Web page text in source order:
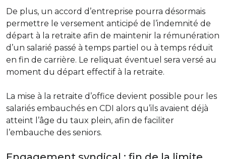
De plus, un accord d’entreprise pourra désormais
permettre le versement anticipé de l’indemnité de
départ à la retraite afin de maintenir la rémunération
d’un salarié passé à temps partiel ou à temps réduit
en fin de carrière. Le reliquat éventuel sera versé au
moment du départ effectif à la retraite.
La mise à la retraite d’office devient possible pour les
salariés embauchés en CDI alors qu’ils avaient déjà
atteint l’âge du taux plein, afin de faciliter
l’embauche des seniors.